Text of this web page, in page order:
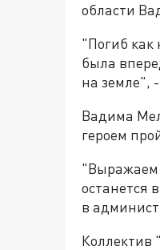
области
"Погиб как
была
на земле",
Вадима
героем
"Выражаем
останется
в
Коллектив